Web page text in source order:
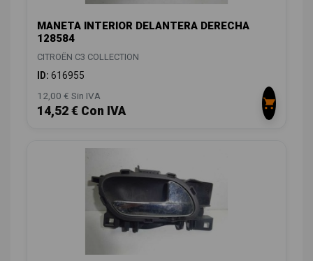
MANETA INTERIOR DELANTERA DERECHA
128584
CITROËN C3 COLLECTION
ID: 616955
12,00 € Sin IVA
14,52 € Con IVA